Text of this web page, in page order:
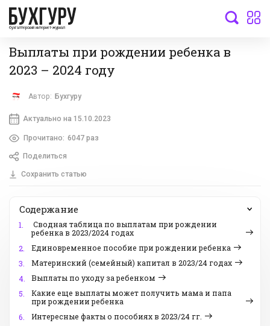
бухгалтерский интернет-журнал
Выплаты при рождении ребенка в
2023 – 2024 году
Автор: Бухгуру
Актуально на 15.10.2023
Прочитано: 6047 раз
Поделиться
Сохранить статью
Содержание
1.
Сводная таблица по выплатам при рождении
ребенка в 2023/2024 годах
2.
Единовременное пособие при рождении ребенка
3.
Материнский (семейный) капитал в 2023/24 годах
4.
Выплаты по уходу за ребенком
5.
Какие еще выплаты может получить мама и папа
при рождении ребенка
6.
Интересные факты о пособиях в 2023/24 гг.